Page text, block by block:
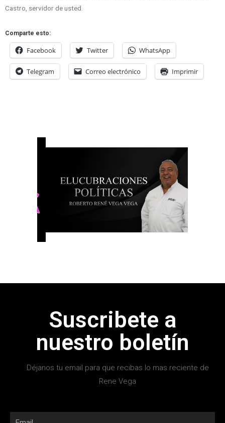
Castro, servidor de usted.
Comparte esto:
Facebook Twitter WhatsApp
Telegram Correo electrónico Imprimir
Suscribete a
nuestro boletín
Déjanos tu email para que recibas lo mas reciente de
Rene Vega